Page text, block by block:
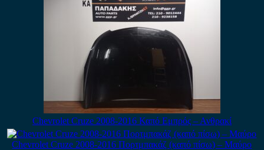
Chevrolet Cruze 2008-2016 Καπό Εμπρός – Ανθρακί
Chevrolet Cruze 2008-2016 Πορτμπακάζ (καπό πίσω) – Μαύρο